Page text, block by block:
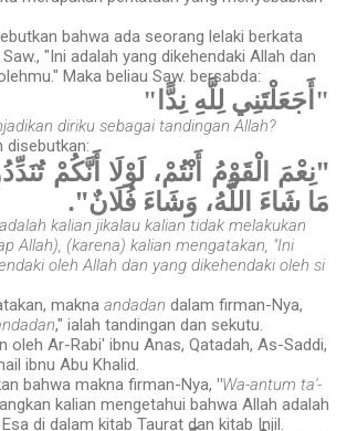
bahwa ada seorang lelaki berkata
"Ini adalah yang dikehendaki Allah dan
Maka beliau Saw. bersabda:
"أَجَعَلْتَنِي لِلَّهِ نِدًّا"
diriku sebagai tandingan Allah?
disebutkan:
"نِعْمَ الْقَوْمُ أَنْتُمْ، لَوْلَا أَنَّكُمْ
مَا شَاءَ اللَّهُ، وَشَاءَ فُلَانٌ".
kalian jikalau kalian tidak melakukan
Allah), (karena) kalian mengatakan, "Ini
oleh Allah dan yang dikehendaki oleh si
makna andadan dalam firman-Nya,
," ialah tandingan dan sekutu.
oleh Ar-Rabi' ibnu Anas, Qatadah, As-Saddi,
ibnu Abu Khalid.
bahwa makna firman-Nya, "Wa-antum ta'-
kalian mengetahui bahwa Allah adalah
di dalam kitab Taurat dan kitab Injil.